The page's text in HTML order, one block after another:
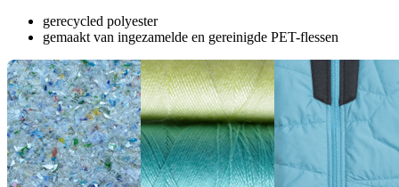
gerecycled polyester
gemaakt van ingezamelde en gereinigde PET-flessen